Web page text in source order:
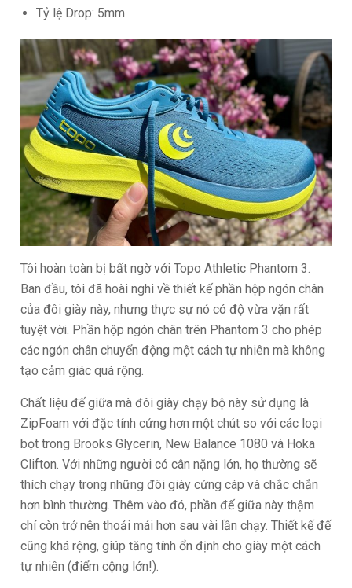
Tỷ lệ Drop: 5mm
Tôi hoàn toàn bị bất ngờ với Topo Athletic Phantom 3.
Ban đầu, tôi đã hoài nghi về thiết kế phần hộp ngón chân
của đôi giày này, nhưng thực sự nó có độ vừa vặn rất
tuyệt vời. Phần hộp ngón chân trên Phantom 3 cho phép
các ngón chân chuyển động một cách tự nhiên mà không
tạo cảm giác quá rộng.
Chất liệu đế giữa mà đôi giày chạy bộ này sử dụng là
ZipFoam với đặc tính cứng hơn một chút so với các loại
bọt trong Brooks Glycerin, New Balance 1080 và Hoka
Clifton. Với những người có cân nặng lớn, họ thường sẽ
thích chạy trong những đôi giày cứng cáp và chắc chắn
hơn bình thường. Thêm vào đó, phần đế giữa này thậm
chí còn trở nên thoải mái hơn sau vài lần chạy. Thiết kế đế
cũng khá rộng, giúp tăng tính ổn định cho giày một cách
tự nhiên (điểm cộng lớn!).